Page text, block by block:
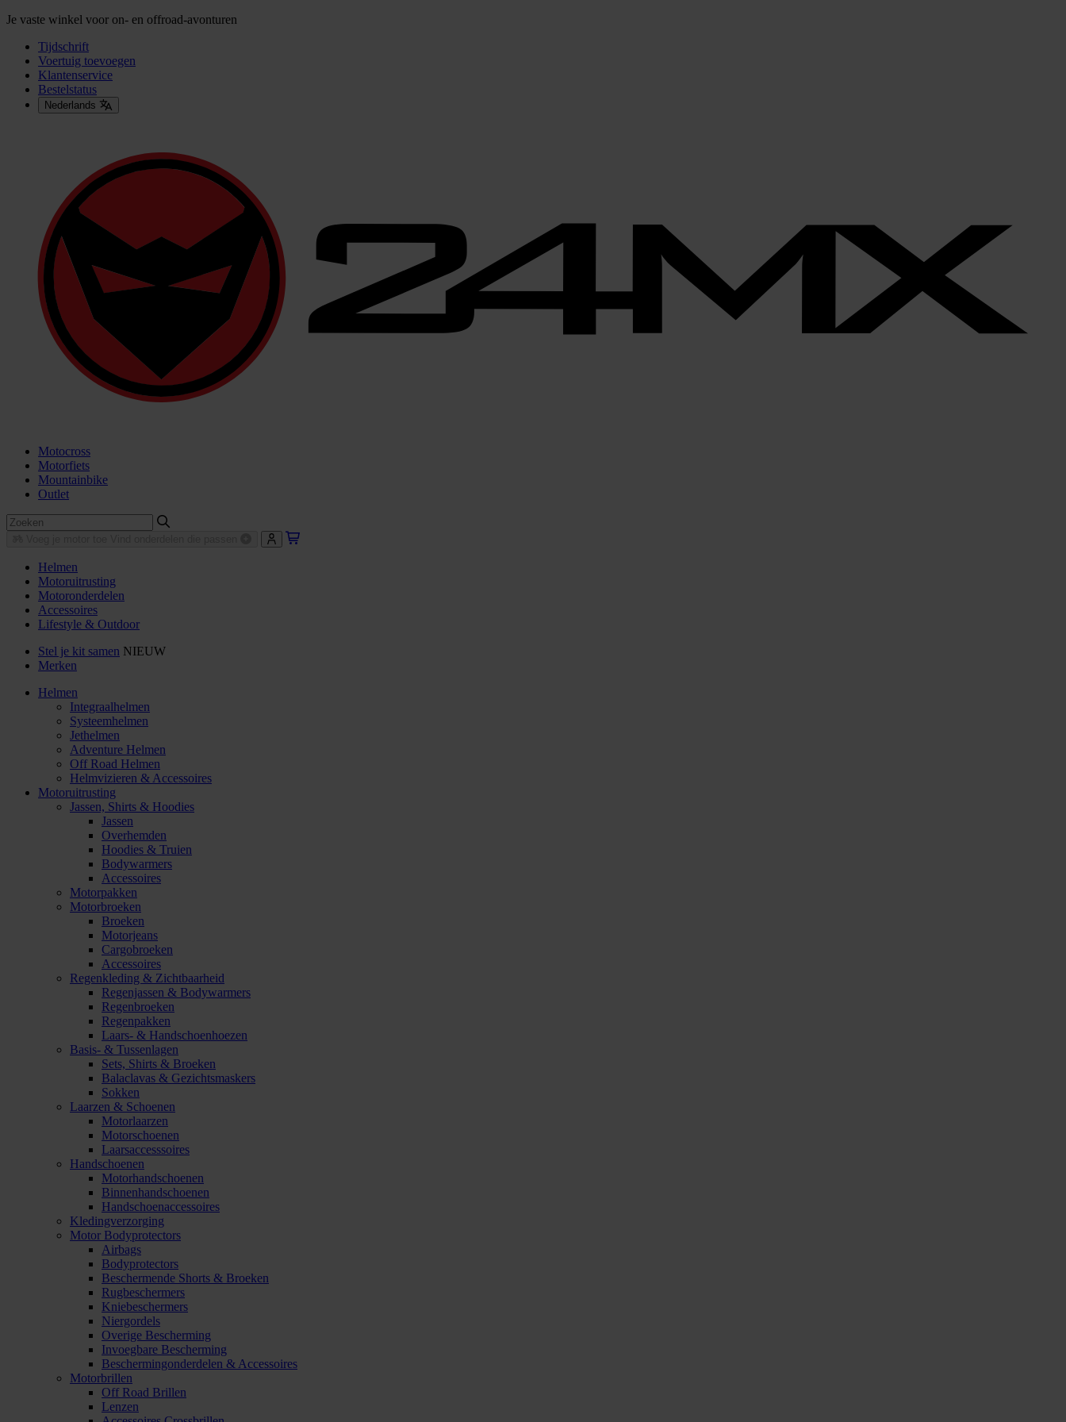
Je vaste winkel voor on- en offroad-avonturen
Tijdschrift
Voertuig toevoegen
Klantenservice
Bestelstatus
Nederlands
Motocross
Motorfiets
Mountainbike
Outlet
Helmen
Motoruitrusting
Motoronderdelen
Accessoires
Lifestyle & Outdoor
Stel je kit samen NIEUW
Merken
Helmen
Integraalhelmen
Systeemhelmen
Jethelmen
Adventure Helmen
Off Road Helmen
Helmvizieren & Accessoires
Motoruitrusting
Jassen, Shirts & Hoodies
Jassen
Overhemden
Hoodies & Truien
Bodywarmers
Accessoires
Motorpakken
Motorbroeken
Broeken
Motorjeans
Cargobroeken
Accessoires
Regenkleding & Zichtbaarheid
Regenjassen & Bodywarmers
Regenbroeken
Regenpakken
Laars- & Handschoenhoezen
Basis- & Tussenlagen
Sets, Shirts & Broeken
Balaclavas & Gezichtsmaskers
Sokken
Laarzen & Schoenen
Motorlaarzen
Motorschoenen
Laarsaccesssoires
Handschoenen
Motorhandschoenen
Binnenhandschoenen
Handschoenaccessoires
Kledingverzorging
Motor Bodyprotectors
Airbags
Bodyprotectors
Beschermende Shorts & Broeken
Rugbeschermers
Kniebeschermers
Niergordels
Overige Bescherming
Invoegbare Bescherming
Beschermingonderdelen & Accessoires
Motorbrillen
Off Road Brillen
Lenzen